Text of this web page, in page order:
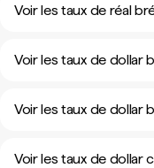
Voir les taux de réal
Voir les taux de dollar
Voir les taux de dollar
Voir les taux de dollar